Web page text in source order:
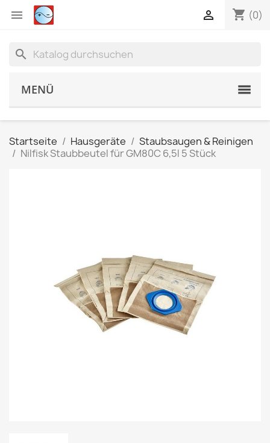
 shopping_cart (0)

search
MENÜ
Startseite Hausgeräte
Staubsaugen & Reinigen
Nilfisk Staubbeutel für GM80C 6,5l 5 Stück